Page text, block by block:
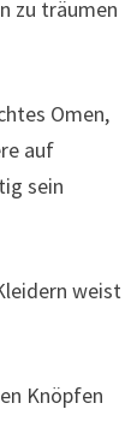
zu träumen
Omen,
auf
sein
weist
Knöpfen